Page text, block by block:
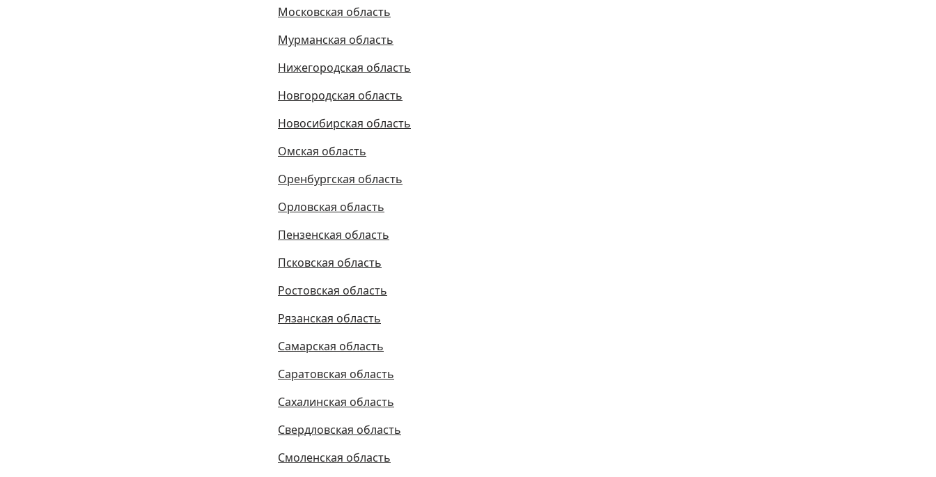
Московская область
Мурманская область
Нижегородская область
Новгородская область
Новосибирская область
Омская область
Оренбургская область
Орловская область
Пензенская область
Псковская область
Ростовская область
Рязанская область
Самарская область
Саратовская область
Сахалинская область
Свердловская область
Смоленская область